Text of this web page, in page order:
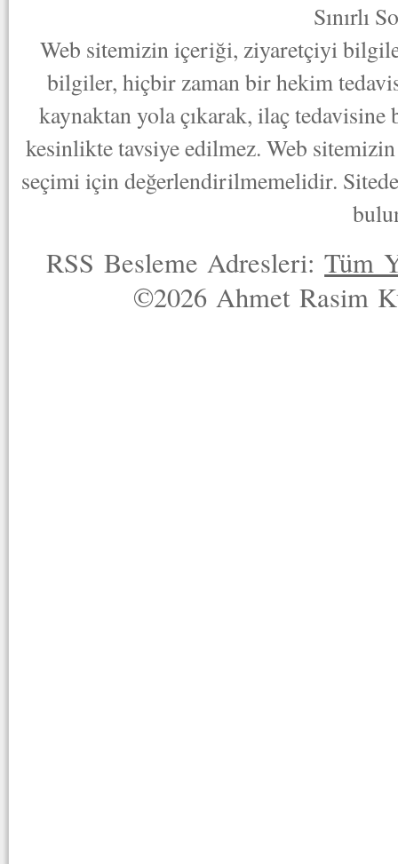
Sınırlı
Web sitemizin içeriği, ziyaretçiyi
bilgiler, hiçbir zaman bir hekim
kaynaktan yola çıkarak, ilaç
kesinlikte tavsiye edilmez. Web
seçimi için değerlendirilmemelidir.
RSS Besleme Adresleri:Tüm
©2026 Ahmet Rasim